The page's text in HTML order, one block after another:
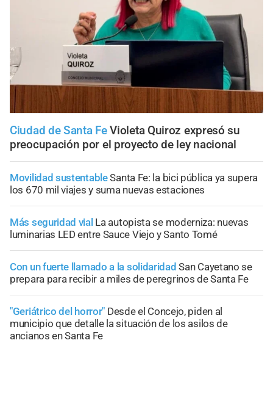
Ciudad de Santa Fe Violeta Quiroz expresó su
preocupación por el proyecto de ley nacional
Movilidad sustentableSanta Fe: la bici pública ya supera
los 670 mil viajes y suma nuevas estaciones
Más seguridad vial La autopista se moderniza: nuevas
luminarias LED entre Sauce Viejo y Santo Tomé
Con un fuerte llamado a la solidaridad San Cayetano se
prepara para recibir a miles de peregrinos de Santa Fe
"Geriátrico del horror" Desde el Concejo, piden al
municipio que detalle la situación de los asilos de
ancianos en Santa Fe